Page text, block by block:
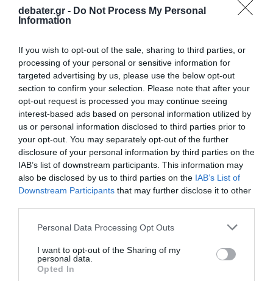
debater.gr - Do Not Process My Personal
Information
If you wish to opt-out of the sale, sharing to third parties, or
processing of your personal or sensitive information for
targeted advertising by us, please use the below opt-out
section to confirm your selection. Please note that after your
opt-out request is processed you may continue seeing
interest-based ads based on personal information utilized by
us or personal information disclosed to third parties prior to
your opt-out. You may separately opt-out of the further
disclosure of your personal information by third parties on the
IAB’s list of downstream participants. This information may
also be disclosed by us to third parties on the IAB’s List of
Downstream Participants that may further disclose it to other
Please note that this website/app uses one or more Google
not limited to your visit or usage behaviour. You may click to
grant or deny consent to Google and its third-party tags to
use your data for below specified purposes in below Google
Personal Data Processing Opt Outs
I want to opt-out of the Sharing of my
personal data.
Opted In
ΠΟΛΙΤΙΚΗ